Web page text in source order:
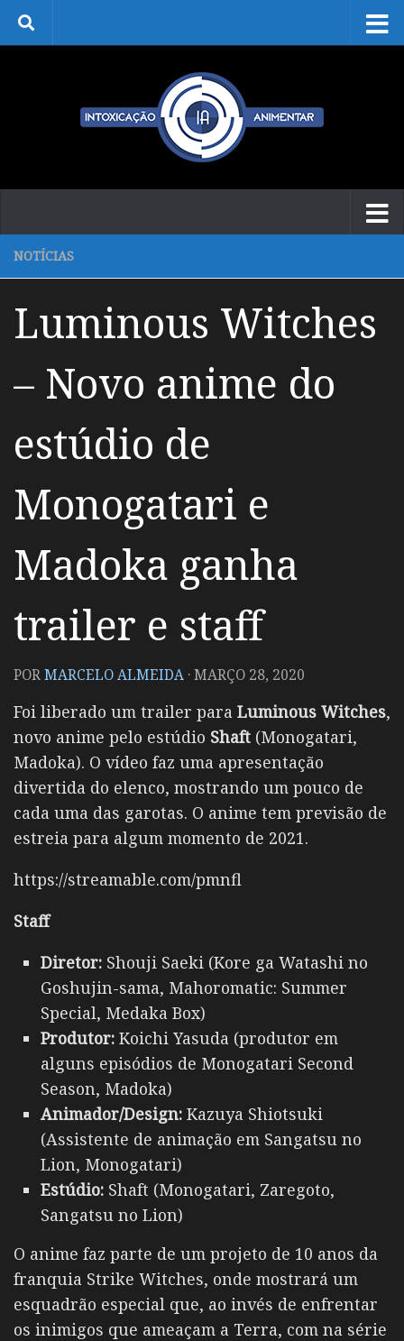
Skip to content
NOTÍCIAS
Luminous Witches
– Novo anime do
estúdio de
Monogatari e
Madoka ganha
trailer e staff
PORMARCELO ALMEIDA ·MARÇO 28, 2020
Foi liberado um trailer para Luminous Witches,
novo anime pelo estúdio Shaft (Monogatari,
Madoka). O vídeo faz uma apresentação
divertida do elenco, mostrando um pouco de
cada uma das garotas. O anime tem previsão de
estreia para algum momento de 2021.
https://streamable.com/pmnfl
Staff
Diretor: Shouji Saeki (Kore ga Watashi no
Goshujin-sama, Mahoromatic: Summer
Special, Medaka Box)
Produtor: Koichi Yasuda (produtor em
alguns episódios de Monogatari Second
Season, Madoka)
Animador/Design: Kazuya Shiotsuki
(Assistente de animação em Sangatsu no
Lion, Monogatari)
Estúdio: Shaft (Monogatari, Zaregoto,
Sangatsu no Lion)
O anime faz parte de um projeto de 10 anos da
franquia Strike Witches, onde mostrará um
esquadrão especial que, ao invés de enfrentar
os inimigos que ameaçam a Terra, com na série